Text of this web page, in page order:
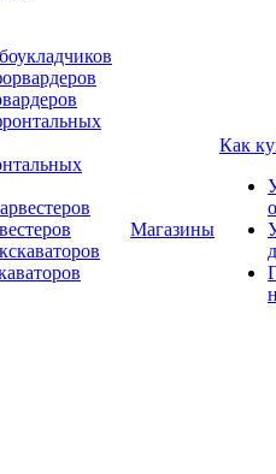
Магазины
Как